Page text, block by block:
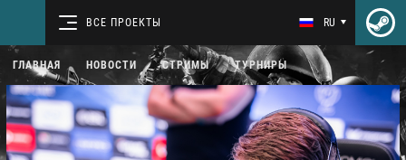
ВСЕ ПРОЕКТЫ RU
ГЛАВНАЯ НОВОСТИ СТРИМЫ ТУРНИРЫ